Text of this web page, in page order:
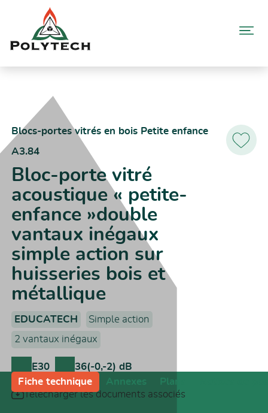
contenu
vantaux inégaux simple action sur huisseries bois et métallique
Ajoutez
Blocs-portes vitrés en bois Petite enfance
A3.84
Bloc-porte vitré
acoustique « petite-
enfance »double
vantaux inégaux
simple action sur
huisseries bois et
métallique
EDUCATECH
Simple action
2 vantaux inégaux
E30 36(-0,-2) dB
Télécharger les documents associés
Fiche technique Annexes Plans